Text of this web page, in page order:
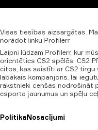
Visas tiesības aizsargātas.
norādot linku Profilerr
Laipni lūdzam Profilerr, kur
orientēties CS2 spēlēs, CS2
citos, kas saistīti ar CS2 tirgu
labākais kompanjons, lai
rakstnieki cenšas nodrošināt
esporta jaunumus un spēļu
PolitikaNosacījumi